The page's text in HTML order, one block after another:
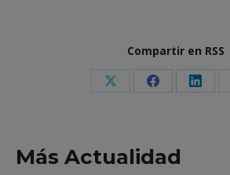
Compartir en RSS
Share Share Share
Más Actualidad